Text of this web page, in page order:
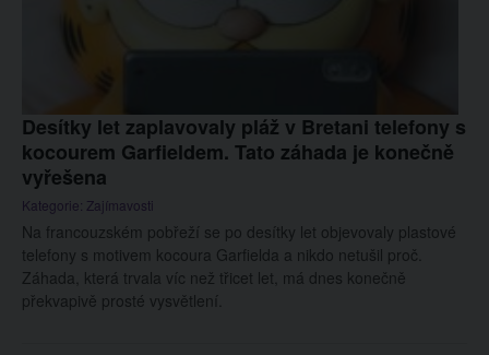
Desítky let zaplavovaly pláž v Bretani telefony s
kocourem Garfieldem. Tato záhada je konečně
vyřešena
Kategorie: Zajímavosti
Na francouzském pobřeží se po desítky let objevovaly plastové
telefony s motivem kocoura Garfielda a nikdo netušil proč.
Záhada, která trvala víc než třicet let, má dnes konečně
překvapivě prosté vysvětlení.